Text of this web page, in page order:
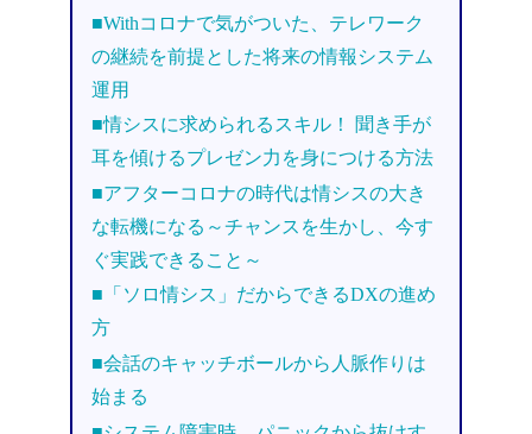
■Withコロナで気がついた、テレワーク
の継続を前提とした将来の情報システム
運用
■情シスに求められるスキル！ 聞き手が
耳を傾けるプレゼン力を身につける方法
■アフターコロナの時代は情シスの大き
な転機になる～チャンスを生かし、今す
ぐ実践できること～
■「ソロ情シス」だからできるDXの進め
方
■会話のキャッチボールから人脈作りは
始まる